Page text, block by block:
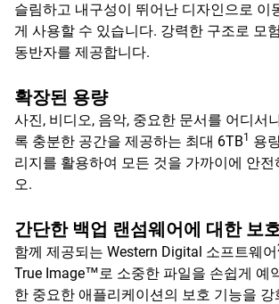
슬림하고 내구성이 뛰어난 디자인으로 이
게 사용할 수 있습니다. 강력한 구조로 모
동반자를 제공합니다.
확장된 용량
사진, 비디오, 음악, 중요한 문서를 어디서
록 충분한 공간을 제공하는 최대 6TB1
용
리지를 활용하여 모든 것을 가까이에 안전
오.
간단한 백업 랜섬웨어에 대한 보
함께 제공되는 Western Digital 소프트웨어
True Image™로 소중한 파일을 손쉽게 예
한 중요한 애플리케이션의 보호 기능을 강